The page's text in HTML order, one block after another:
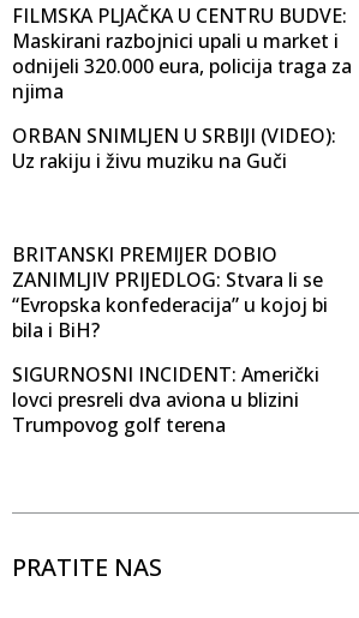
FILMSKA PLJAČKA U CENTRU BUDVE:
Maskirani razbojnici upali u market i
odnijeli 320.000 eura, policija traga za
njima
ORBAN SNIMLJEN U SRBIJI (VIDEO):
Uz rakiju i živu muziku na Guči
BRITANSKI PREMIJER DOBIO
ZANIMLJIV PRIJEDLOG: Stvara li se
“Evropska konfederacija” u kojoj bi
bila i BiH?
SIGURNOSNI INCIDENT: Američki
lovci presreli dva aviona u blizini
Trumpovog golf terena
PRATITE NAS